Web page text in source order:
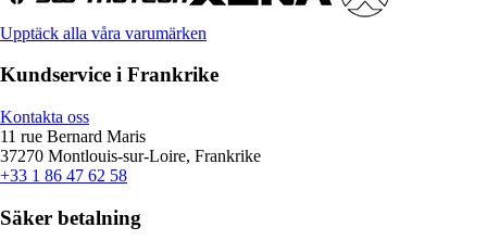
Upptäck alla våra varumärken
Kundservice i Frankrike
Kontakta oss
11 rue Bernard Maris
37270 Montlouis-sur-Loire, Frankrike
+33 1 86 47 62 58
Säker betalning